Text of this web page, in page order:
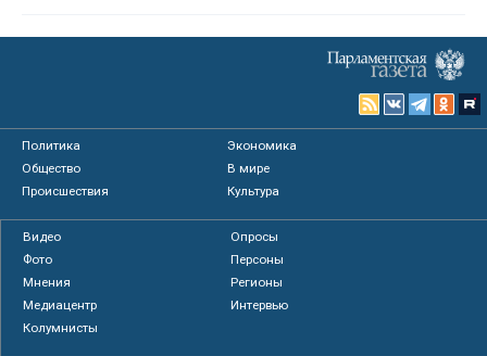
Политика
Экономика
Общество
В мире
Происшествия
Культура
Видео
Опросы
Фото
Персоны
Мнения
Регионы
Медиацентр
Интервью
Колумнисты